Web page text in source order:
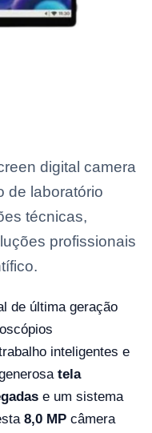
digital camera
de laboratório
técnicas,
profissionais
de última geração
inteligentes e
tela
e um sistema
8,0 MP câmera